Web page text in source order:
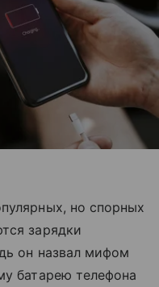
но спорных
зарядки
он назвал мифом
батарею телефона